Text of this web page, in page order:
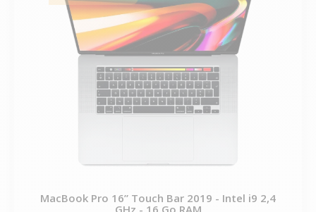
MacBook Pro 16” Touch Bar 2019 - Intel i9 2,4